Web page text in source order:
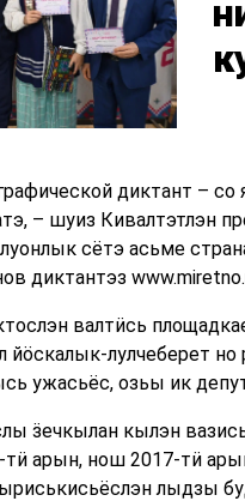
диктант –
– шуиз Кивалтэтлэн
сётэ асьме
диктантэз
валтӥсь
йӧскалык-лулчеберет
ужасьёс, озьы ик
ӟечкылан кылэн
арын, нош 2017-тӥ
лыдзы